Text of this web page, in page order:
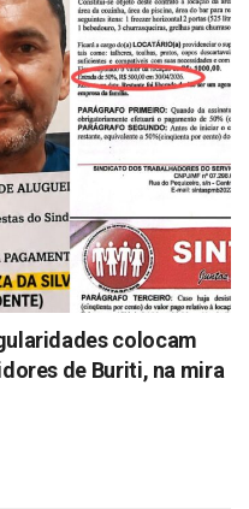
colocam
de Buriti, na mira